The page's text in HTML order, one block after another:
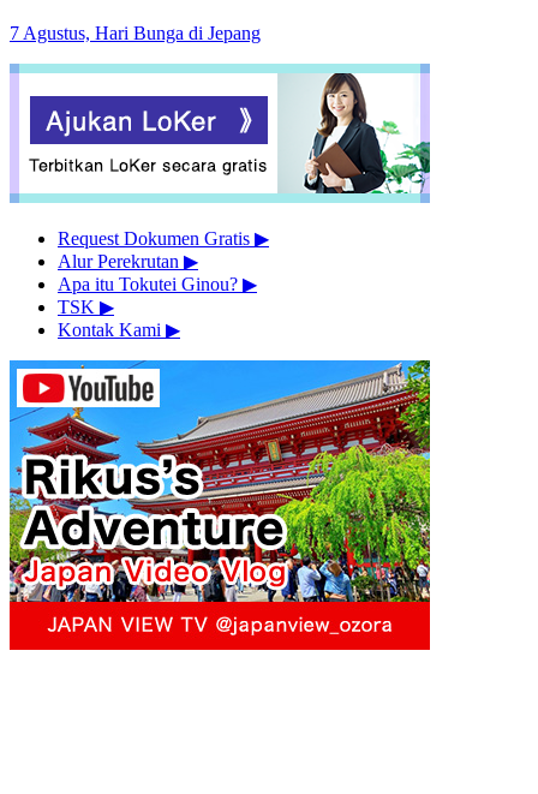
7 Agustus, Hari Bunga di Jepang
Request Dokumen Gratis ▶︎
Alur Perekrutan ▶︎
Apa itu Tokutei Ginou? ▶︎
TSK ▶︎
Kontak Kami ▶︎